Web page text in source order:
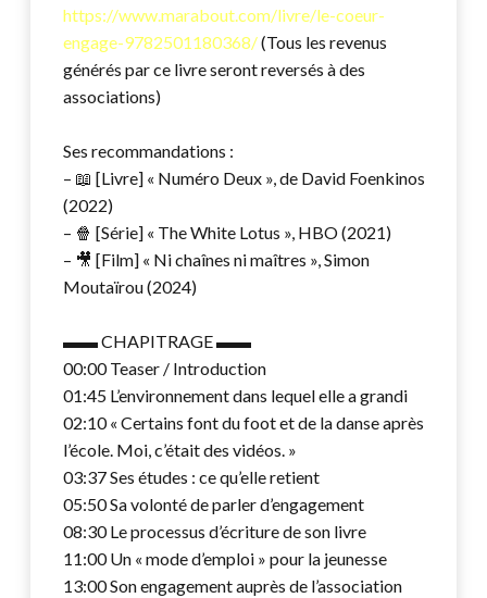
https://www.marabout.com/livre/le-coeur-
engage-9782501180368/(Tous les revenus
générés par ce livre seront reversés à des
associations)
Ses recommandations :
– 📖 [Livre] « Numéro Deux », de David Foenkinos
(2022)
– 🍿 [Série] « The White Lotus », HBO (2021)
– 🎥 [Film] « Ni chaînes ni maîtres », Simon
Moutaïrou (2024)
▬▬ CHAPITRAGE ▬▬
00:00 Teaser / Introduction
01:45 L’environnement dans lequel elle a grandi
02:10 « Certains font du foot et de la danse après
l’école. Moi, c’était des vidéos. »
03:37 Ses études : ce qu’elle retient
05:50 Sa volonté de parler d’engagement
08:30 Le processus d’écriture de son livre
11:00 Un « mode d’emploi » pour la jeunesse
13:00 Son engagement auprès de l’association